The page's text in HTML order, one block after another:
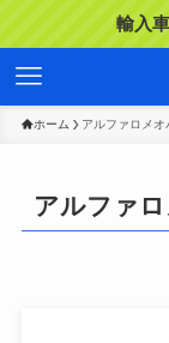
輸入
ホーム アルファロメオ
アルファ